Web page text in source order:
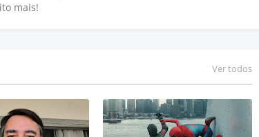
mais!
Ver todos